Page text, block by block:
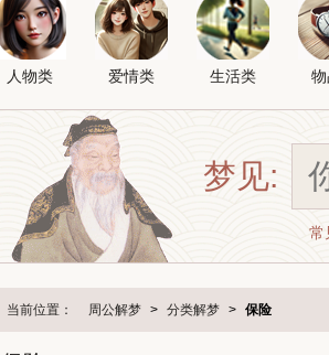
人物类 爱情类 生活类
梦见:
常
当前位置： 周公解梦 > 分类解梦 > 保险